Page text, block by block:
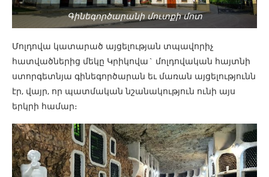
Գինեգործարանի մուտքի մոտ
Մոլդովա կատարած այցելության տպավորիչ
հատվածներից մեկը Կրիկովա` մոլդովական հայտնի
ստորգետնյա գինեգործարան եւ մառան այցելությունն
էր, վայր, որ պատմական նշանակություն ունի այս
երկրի համար։